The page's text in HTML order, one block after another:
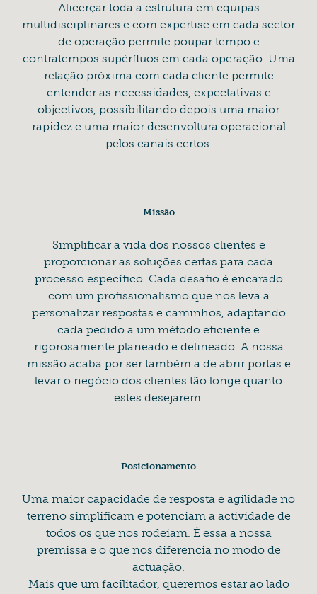
Alicerçar toda a estrutura em equipas
multidisciplinares e com expertise em cada sector
de operação permite poupar tempo e
contratempos supérfluos em cada operação. Uma
relação próxima com cada cliente permite
entender as necessidades, expectativas e
objectivos, possibilitando depois uma maior
rapidez e uma maior desenvoltura operacional
pelos canais certos.
Missão
Simplificar a vida dos nossos clientes e
proporcionar as soluções certas para cada
processo específico. Cada desafio é encarado
com um profissionalismo que nos leva a
personalizar respostas e caminhos, adaptando
cada pedido a um método eficiente e
rigorosamente planeado e delineado. A nossa
missão acaba por ser também a de abrir portas e
levar o negócio dos clientes tão longe quanto
estes desejarem.
Posicionamento
Uma maior capacidade de resposta e agilidade no
terreno simplificam e potenciam a actividade de
todos os que nos rodeiam. É essa a nossa
premissa e o que nos diferencia no modo de
actuação.
Mais que um facilitador, queremos estar ao lado